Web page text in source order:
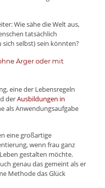
Wie sähe die Welt aus,
tatsächlich
sich selbst) sein könnten?
Ärger oder mit
eine der Lebensregeln
derAusbildungen in
als Anwendungsaufgabe
eine großartige
wenn frau ganz
gestalten möchte.
genau das gemeint als er
Methode das Glück